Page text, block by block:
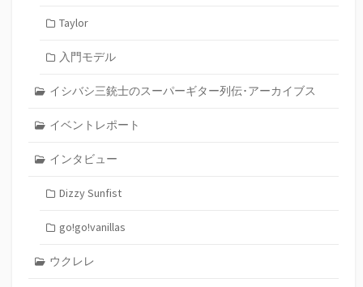
Taylor
入門モデル
イシバシ三銃士のスーパーギター列伝･アーカイブス
イベントレポート
インタビュー
Dizzy Sunfist
go!go!vanillas
ウクレレ